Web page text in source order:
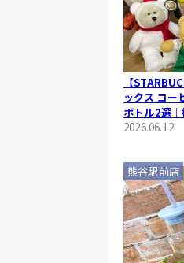
【
ックス コー
ボトル2選
出かけに便
2026.06.12
熊谷駅前店